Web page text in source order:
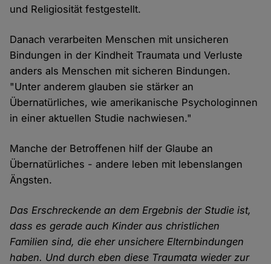
und Religiosität festgestellt.
Danach verarbeiten Menschen mit unsicheren
Bindungen in der Kindheit Traumata und Verluste
anders als Menschen mit sicheren Bindungen.
"Unter anderem glauben sie stärker an
Übernatürliches, wie amerikanische Psychologinnen
in einer aktuellen Studie nachwiesen."
Manche der Betroffenen hilf der Glaube an
Übernatürliches - andere leben mit lebenslangen
Ängsten.
Das Erschreckende an dem Ergebnis der Studie ist,
dass es gerade auch Kinder aus christlichen
Familien sind, die eher unsichere Elternbindungen
haben. Und durch eben diese Traumata wieder zur